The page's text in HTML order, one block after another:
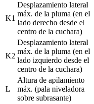
K1
Desplazamiento lateral
máx. de la pluma (en el
lado derecho desde el
centro de la cuchara)
K2
Desplazamiento lateral
máx. de la pluma (en el
lado izquierdo desde el
centro de la cuchara)
L
Altura de apilamiento
máx. (pala niveladora
sobre subrasante)